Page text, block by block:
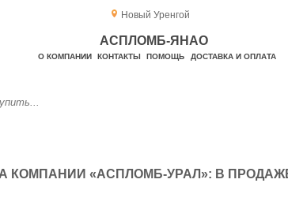
Новый Уренгой
АСПЛОМБ-ЯНАО
О КОМПАНИИ КОНТАКТЫ ПОМОЩЬ ДОСТАВКА И ОПЛАТА
КОМПАНИИ «АСПЛОМБ-УРАЛ»: В